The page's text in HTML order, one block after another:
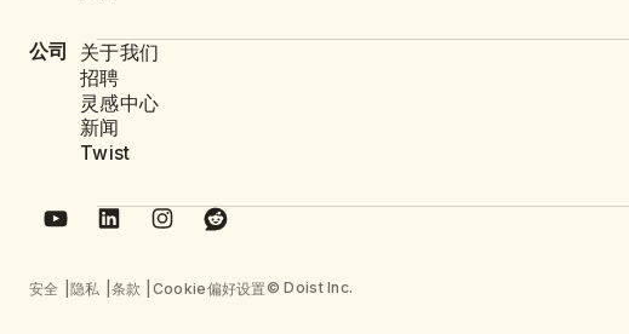
公司
关于我们
招聘
灵感中心
新闻
Twist
安全 隐私 条款 Cookie偏好设置© Doist Inc.